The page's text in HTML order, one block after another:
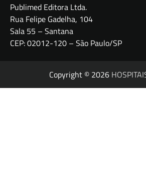
Publimed Editora Ltda.
Rua Felipe Gadelha, 104
Sala 55 – Santana
CEP: 02012-120 – São Paulo/SP
Copyright © 2026